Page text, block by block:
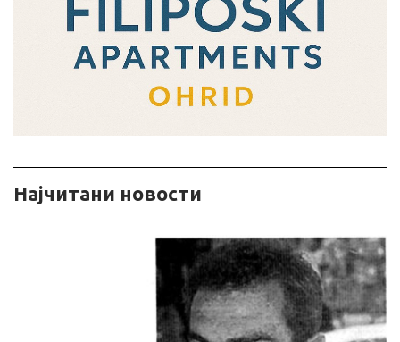
ㅤㅤНајчитани новости